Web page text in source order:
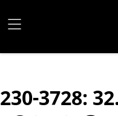
230-3728: